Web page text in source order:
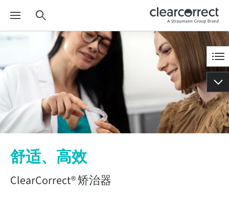
舒适、高效
ClearCorrect® 矫治器